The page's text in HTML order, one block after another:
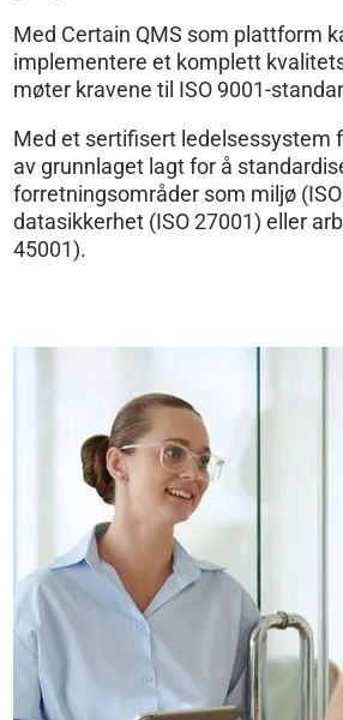
Med Certain QMS som plattform
implementere et komplett
møter kravene til ISO 9001-
Med et sertifisert ledelsessystem
av grunnlaget lagt for å
forretningsområder som miljø
datasikkerhet (ISO 27001) eller
45001).